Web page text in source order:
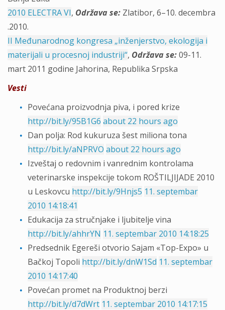
2010 ELECTRA VI, Održava se: Zlatibor, 6–10. decembra
.2010.
II Međunarodnog kongresa „inženjerstvo, ekologija i
materijali u procesnoj industriji“, Održava se:09-11.
mart 2011 godine Jahorina, Republika Srpska
Vesti
Povećana proizvodnja piva, i pored krize
http://bit.ly/95B1G6 about 22 hours ago
Dan polja: Rod kukuruza šest miliona tona
http://bit.ly/aNPRVO about 22 hours ago
Izveštaj o redovnim i vanrednim kontrolama
veterinarske inspekcije tokom ROŠTILJIJADE 2010
u Leskovcu http://bit.ly/9Hnjs5 11. septembar
2010 14:18:41
Edukacija za stručnjake i ljubitelje vina
http://bit.ly/ahhrYN 11. septembar 2010 14:18:25
Predsednik Egereši otvorio Sajam «Top-Expo» u
Bačkoj Topoli http://bit.ly/dnW1Sd 11. septembar
2010 14:17:40
Povećan promet na Produktnoj berzi
http://bit.ly/d7dWrt 11. septembar 2010 14:17:15